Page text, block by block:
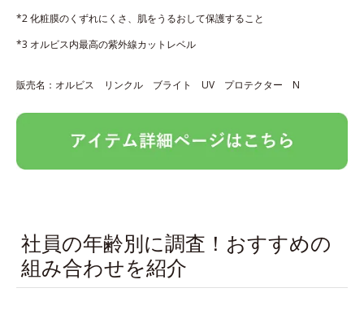
*2 化粧膜のくずれにくさ、肌をうるおして保護すること
*3 オルビス内最高の紫外線カットレベル
販売名：オルビス リンクル ブライト UV プロテクター N
社員の年齢別に調査！おすすめの
組み合わせを紹介